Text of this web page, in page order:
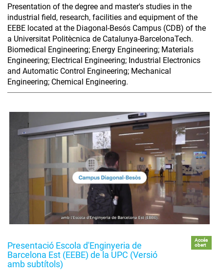
Presentation of the degree and master's studies in the
industrial field, research, facilities and equipment of the
EEBE located at the Diagonal-Besós Campus (CDB) of the
a Universitat Politècnica de Catalunya-BarcelonaTech.
Biomedical Engineering; Energy Engineering; Materials
Engineering; Electrical Engineering; Industrial Electronics
and Automatic Control Engineering; Mechanical
Engineering; Chemical Engineering.
Presentació Escola d'Enginyeria de
Barcelona Est (EEBE) de la UPC (Versió
amb subtítols)
Accés
obert